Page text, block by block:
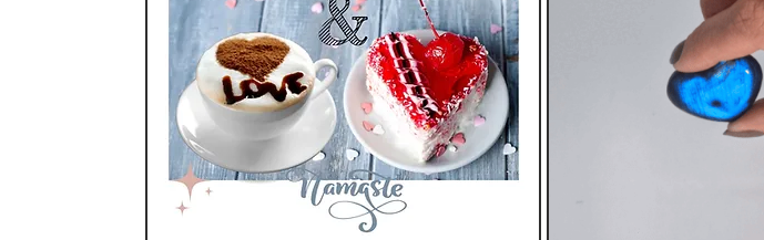
základné pravidlo v mágii: nikdy nemanipulujte pri
stanovovaní zámerov svojho rituálu so slobodnou vôľou
druhého človeka, pretože sa vám to mnohokrát vráti späť!
Doba horenia: 50 hodín
Hmotnosť: 280 g